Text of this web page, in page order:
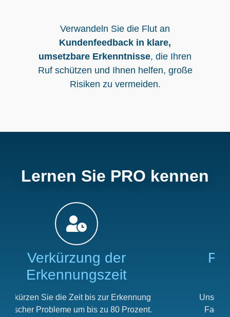
Verwandeln Sie die Flut an
Kundenfeedback in klare,
umsetzbare Erkenntnisse, die Ihren
Ruf schützen und Ihnen helfen, große
Risiken zu vermeiden.
Lernen Sie PRO kennen
Fundierte technische
Kenntnisse
Unsere fortschrittlichen Modelle verstehen
Fachsprache und unterstützen mehrere